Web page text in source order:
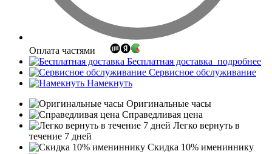
Оплата частями
Бесплатная доставка подробнее
Сервисное обслуживание
Намекнуть
Оригинальные часы
Справедливая цена
Легко вернуть в
течение 7 дней
Скидка 10% имениннику